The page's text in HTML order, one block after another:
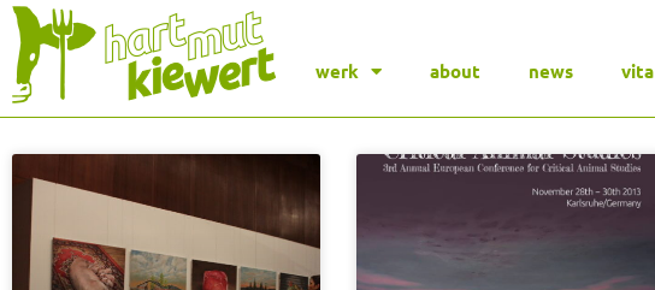
werk about news vita
SeiteSeiteSeiteSeiteSeiteSeiteSeiteSeiteSeiteSeiteSeite